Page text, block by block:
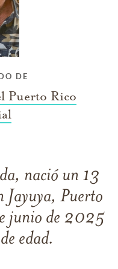
DE
Puerto Rico
nació un 13
Jayuya, Puerto
junio de 2025
edad.